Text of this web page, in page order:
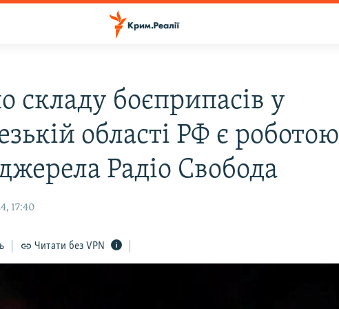
складу боєприпасів у
області РФ є роботою
Радіо Свобода
17:40
Читати без VPN